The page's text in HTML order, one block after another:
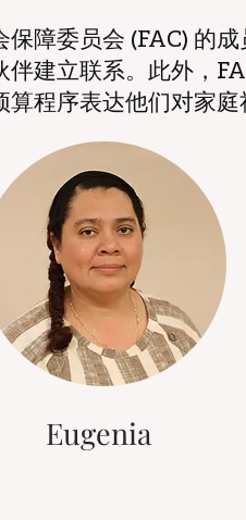
保障委员会 (FAC) 的
伴建立联系。此外，
算程序表达他们对家庭
Eugenia